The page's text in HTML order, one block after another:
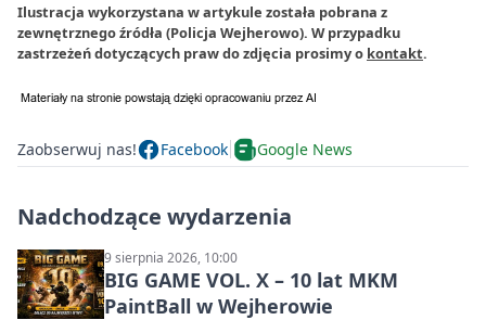
Ilustracja wykorzystana w artykule została pobrana z
zewnętrznego źródła (Policja Wejherowo). W przypadku
zastrzeżeń dotyczących praw do zdjęcia prosimy o kontakt.
Zaobserwuj nas! Facebook Google News
Nadchodzące wydarzenia
9 sierpnia 2026, 10:00
BIG GAME VOL. X – 10 lat MKM
PaintBall w Wejherowie